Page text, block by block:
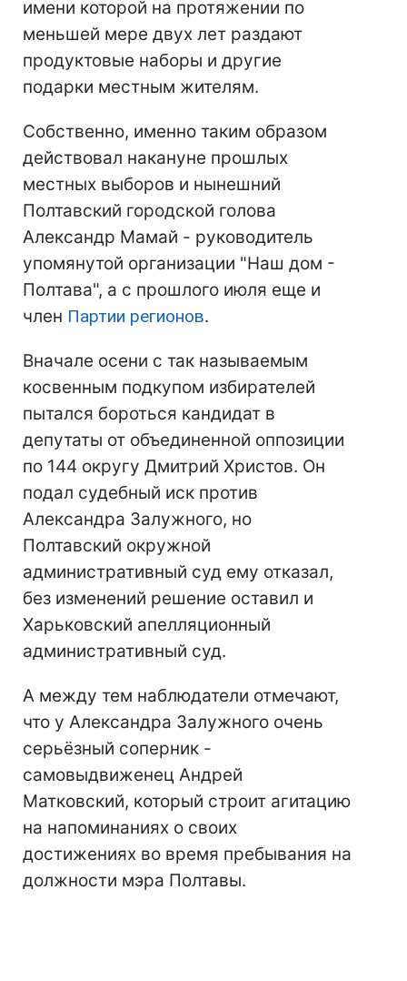
имени которой на протяжении по
меньшей мере двух лет раздают
продуктовые наборы и другие
подарки местным жителям.
Собственно, именно таким образом
действовал накануне прошлых
местных выборов и нынешний
Полтавский городской голова
Александр Мамай - руководитель
упомянутой организации "Наш дом -
Полтава", а с прошлого июля еще и
член Партии регионов.
Вначале осени с так называемым
косвенным подкупом избирателей
пытался бороться кандидат в
депутаты от объединенной оппозиции
по 144 округу Дмитрий Христов. Он
подал судебный иск против
Александра Залужного, но
Полтавский окружной
административный суд ему отказал,
без изменений решение оставил и
Харьковский апелляционный
административный суд.
А между тем наблюдатели отмечают,
что у Александра Залужного очень
серьёзный соперник -
самовыдвиженец Андрей
Матковский, который строит агитацию
на напоминаниях о своих
достижениях во время пребывания на
должности мэра Полтавы.